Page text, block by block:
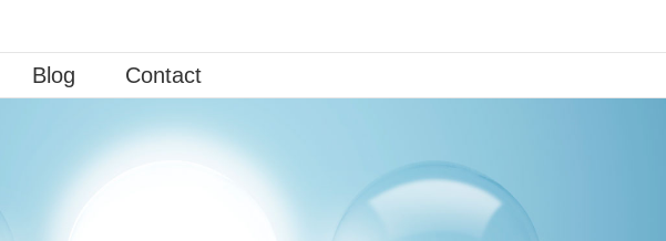
Blog Contact